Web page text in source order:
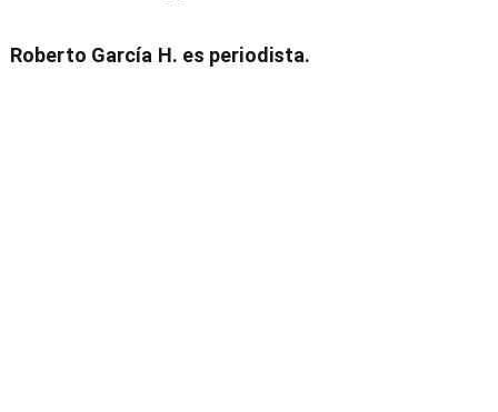
Roberto García H. es periodista.